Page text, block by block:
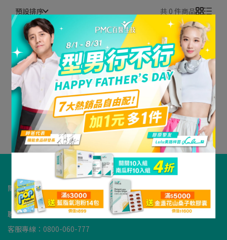
預設排序 共 0 件商品
很抱歉，無商品符合篩選條件
請重新輸入篩選
關於PMC 我的帳戶 退貨原則 隱私政策 服務條款 查詢
聯絡資訊
客服專線：0800-060-777